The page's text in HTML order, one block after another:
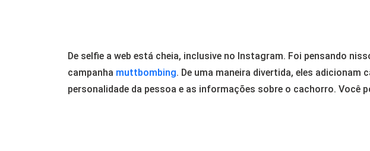
De selfie a web está cheia, inclusive no Instagram. Foi pensando
campanha muttbombing. De uma maneira divertida, eles
personalidade da pessoa e as informações sobre o cachorro. Você